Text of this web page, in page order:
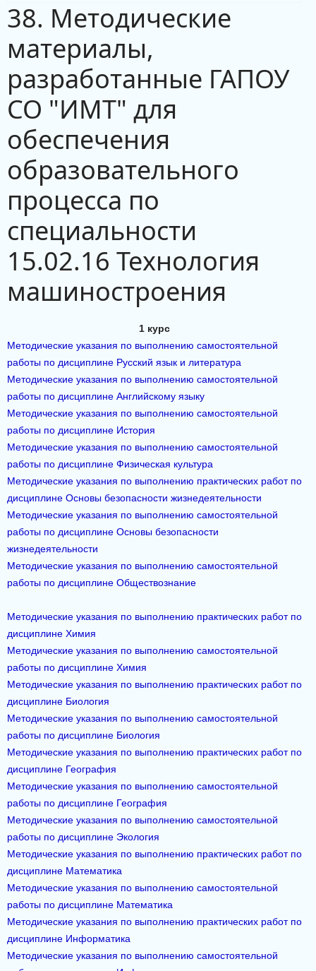
38. Методические
материалы,
разработанные ГАПОУ
СО "ИМТ" для
обеспечения
образовательного
процесса по
специальности
15.02.16 Технология
машиностроения
1 курс
Методические указания по выполнению самостоятельной
работы по дисциплине Русский язык и литература
Методические указания по выполнению самостоятельной
работы по дисциплине Английскому языку
Методические указания по выполнению самостоятельной
работы по дисциплине История
Методические указания по выполнению самостоятельной
работы по дисциплине Физическая культура
Методические указания по выполнению практических работ по
дисциплине Основы безопасности жизнедеятельности
Методические указания по выполнению самостоятельной
работы по дисциплине Основы безопасности
жизнедеятельности
Методические указания по выполнению самостоятельной
работы по дисциплине Обществознание
Методические указания по выполнению практических работ по
дисциплине Химия
Методические указания по выполнению самостоятельной
работы по дисциплине Химия
Методические указания по выполнению практических работ по
дисциплине Биология
Методические указания по выполнению самостоятельной
работы по дисциплине Биология
Методические указания по выполнению практических работ по
дисциплине География
Методические указания по выполнению самостоятельной
работы по дисциплине География
Методические указания по выполнению самостоятельной
работы по дисциплине Экология
Методические указания по выполнению практических работ по
дисциплине Математика
Методические указания по выполнению самостоятельной
работы по дисциплине Математика
Методические указания по выполнению практических работ по
дисциплине Информатика
Методические указания по выполнению самостоятельной